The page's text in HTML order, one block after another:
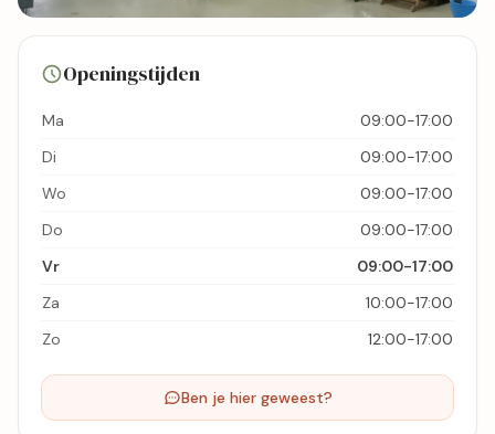
Bekijk kaart
Openingstijden
Ma
09:00-17:00
Di
09:00-17:00
Wo
09:00-17:00
Do
09:00-17:00
Vr
09:00-17:00
Za
10:00-17:00
Zo
12:00-17:00
Ben je hier geweest?